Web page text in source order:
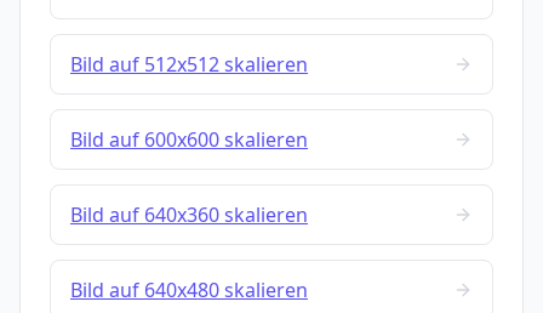
Bild auf 512x512 skalieren
Bild auf 600x600 skalieren
Bild auf 640x360 skalieren
Bild auf 640x480 skalieren